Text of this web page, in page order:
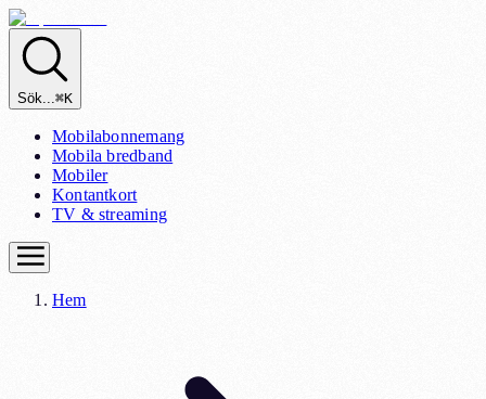
Sök...⌘K
Mobilabonnemang
Mobila bredband
Mobiler
Kontantkort
TV & streaming
Hem